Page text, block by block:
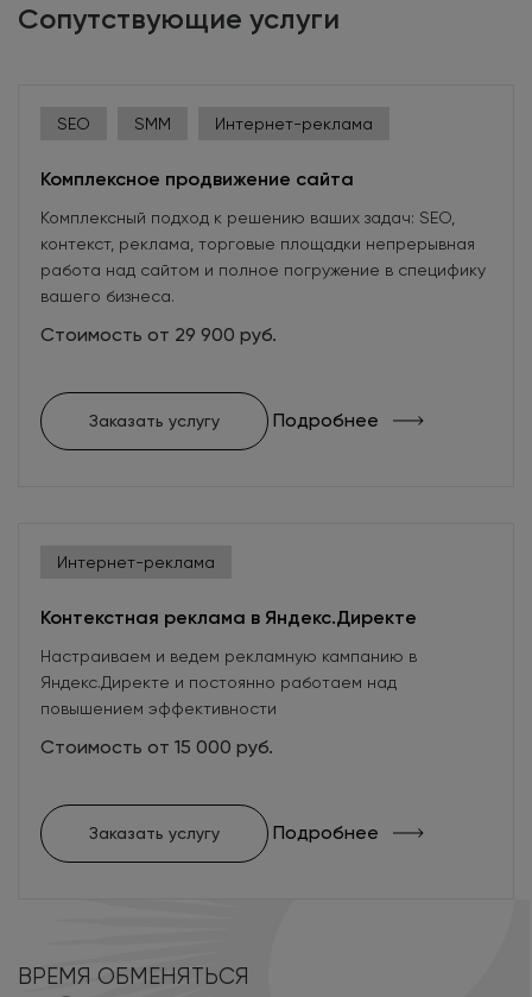
Сопутствующие услуги
SEO SMM Интернет-реклама
Комплексное продвижение сайта
Комплексный подход к решению ваших задач: SEO,
контекст, реклама, торговые площадки непрерывная
работа над сайтом и полное погружение в специфику
вашего бизнеса.
Стоимость от 29 900 руб.
Заказать услугу Подробнее
Интернет-реклама
Контекстная реклама в Яндекс.Директе
Настраиваем и ведем рекламную кампанию в
Яндекс.Директе и постоянно работаем над
повышением эффективности
Стоимость от 15 000 руб.
Заказать услугу Подробнее
ВРЕМЯ ОБМЕНЯТЬСЯ